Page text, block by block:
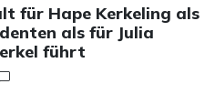
für Hape Kerkeling als
als für Julia
führt